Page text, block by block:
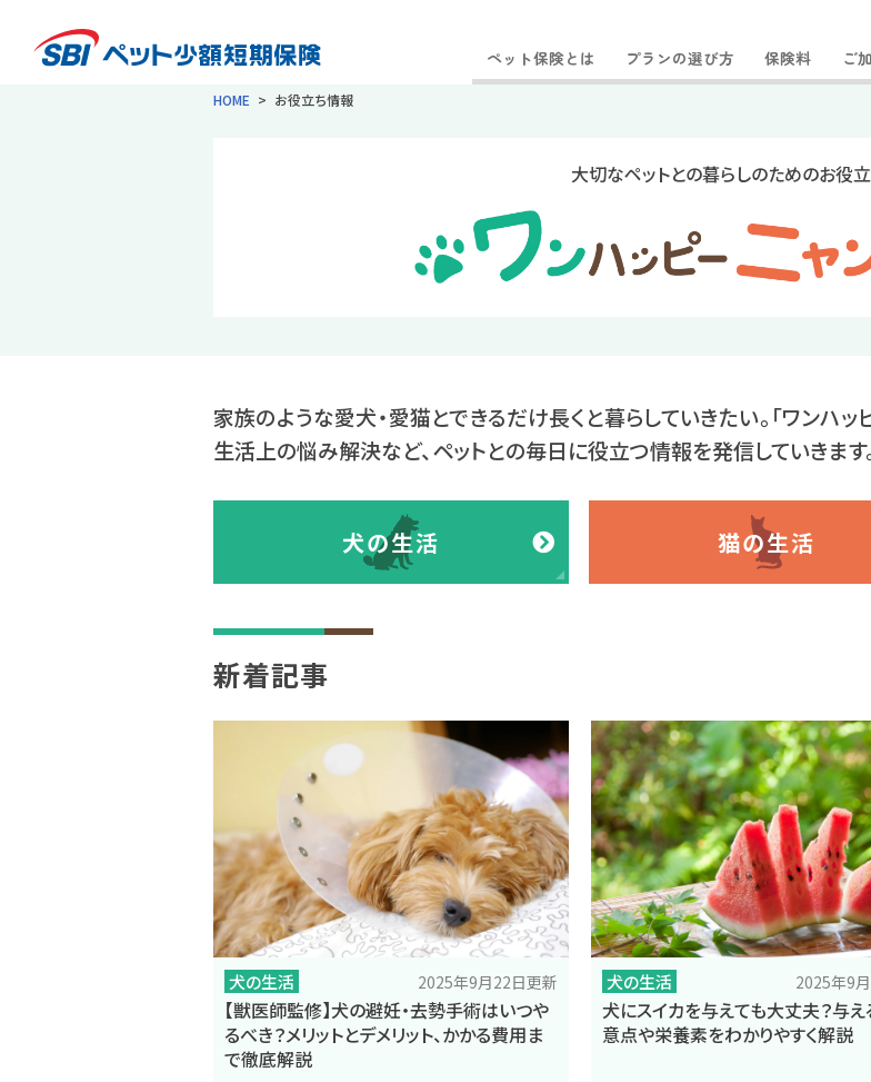
ペット保険とは
プランの選び方 保険料 ご
HOME お役立ち情報
大切なペットとの暮らしのためのお役
家族のような愛犬・愛猫とできるだけ長くと暮らしていきたい。「ワンハ
生活上の悩み解決など、ペットとの毎日に役立つ情報を発信していきます
犬の生活 猫の生活
新着記事
犬の生活 2025年9月22日更新
【獣医師監修】犬の避妊・去勢手術はいつや
るべき？メリットとデメリット、かかる費用ま
で徹底解説
犬の生活 2025年9
犬にスイカを与えても大丈夫？与
意点や栄養素をわかりやすく解説